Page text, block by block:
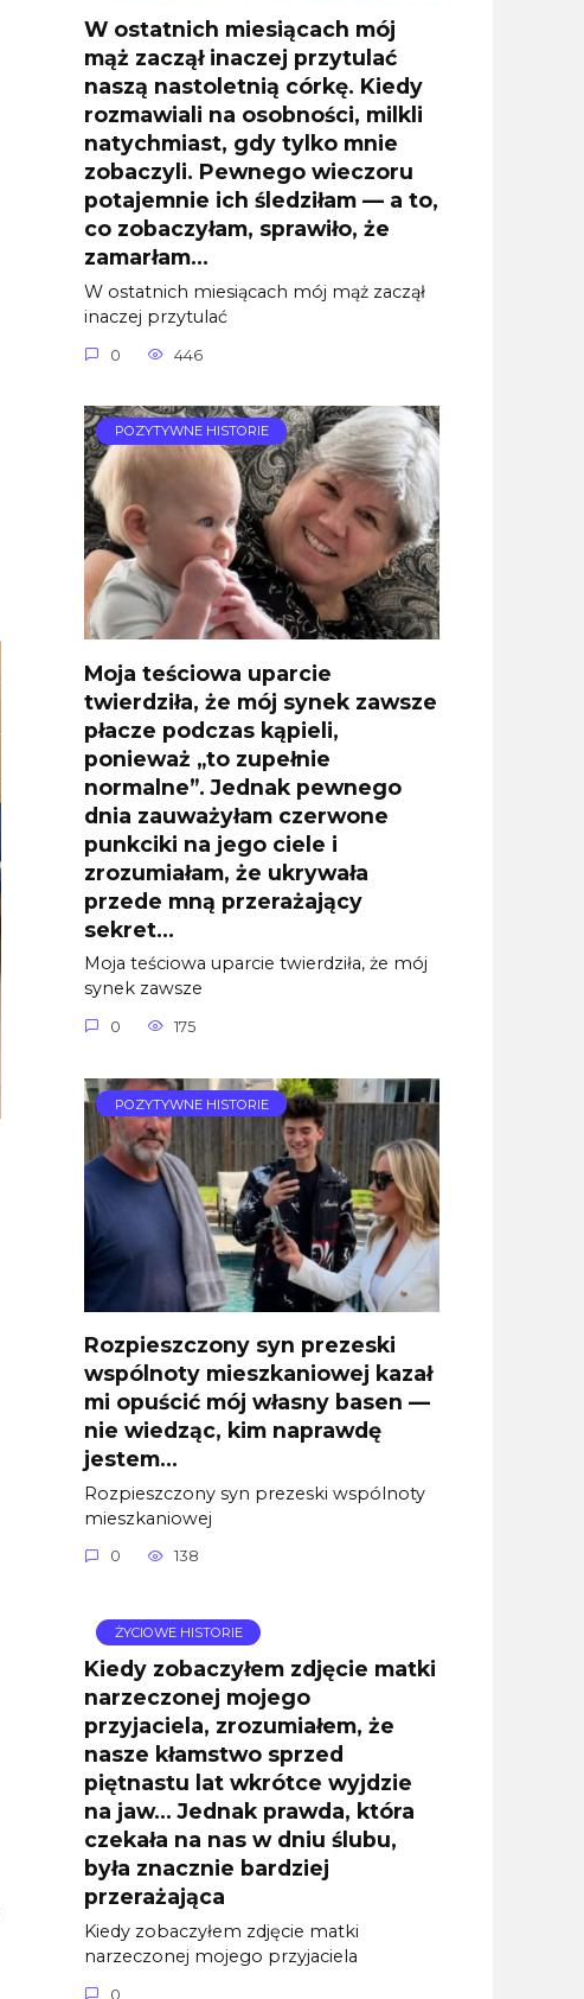
W ostatnich miesiącach mój
mąż zaczął inaczej przytulać
naszą nastoletnią córkę. Kiedy
rozmawiali na osobności, milkli
natychmiast, gdy tylko mnie
zobaczyli. Pewnego wieczoru
potajemnie ich śledziłam — a to,
co zobaczyłam, sprawiło, że
zamarłam…
W ostatnich miesiącach mój mąż zaczął
inaczej przytulać
0 446
POZYTYWNE HISTORIE
Moja teściowa uparcie
twierdziła, że mój synek zawsze
płacze podczas kąpieli,
ponieważ „to zupełnie
normalne”. Jednak pewnego
dnia zauważyłam czerwone
punkciki na jego ciele i
zrozumiałam, że ukrywała
przede mną przerażający
sekret…
Moja teściowa uparcie twierdziła, że mój
synek zawsze
0 175
POZYTYWNE HISTORIE
Rozpieszczony syn prezeski
wspólnoty mieszkaniowej kazał
mi opuścić mój własny basen —
nie wiedząc, kim naprawdę
jestem…
Rozpieszczony syn prezeski wspólnoty
mieszkaniowej
0 138
ŻYCIOWE HISTORIE
Kiedy zobaczyłem zdjęcie matki
narzeczonej mojego
przyjaciela, zrozumiałem, że
nasze kłamstwo sprzed
piętnastu lat wkrótce wyjdzie
na jaw… Jednak prawda, która
czekała na nas w dniu ślubu,
była znacznie bardziej
przerażająca
Kiedy zobaczyłem zdjęcie matki
narzeczonej mojego przyjaciela
0